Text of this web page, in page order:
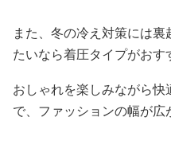
また、冬の冷え対策には
たいなら着圧タイプがおす
おしゃれを楽しみながら
で、ファッションの幅が広